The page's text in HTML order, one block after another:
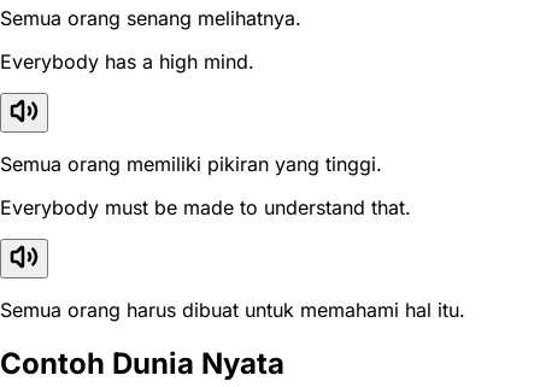
Semua orang senang melihatnya.
Everybody has a high mind.
Semua orang memiliki pikiran yang tinggi.
Everybody must be made to understand that.
Semua orang harus dibuat untuk memahami hal itu.
Contoh Dunia Nyata